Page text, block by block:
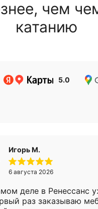
чем
катанию
5.0
Игорь М.
6 августа 2026
деле в Ренессанс
раз заказываю